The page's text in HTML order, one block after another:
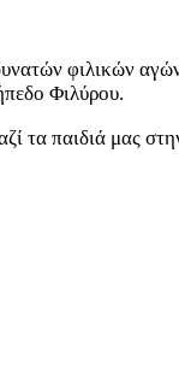
φιλικών
Φιλύρου.
τα παιδιά μας